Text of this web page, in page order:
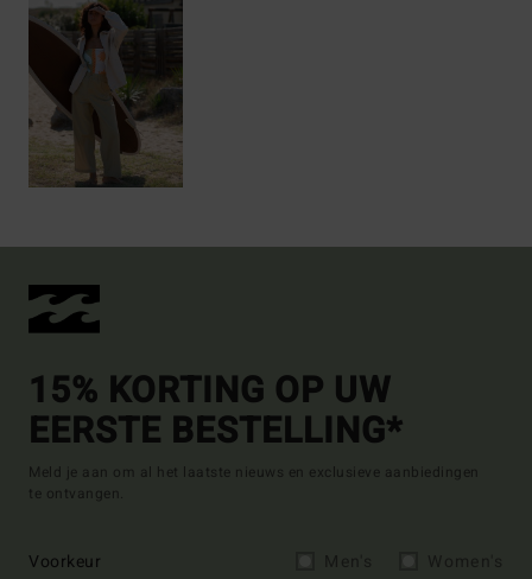
15% KORTING OP UW
EERSTE BESTELLING*
Meld je aan om al het laatste nieuws en exclusieve aanbiedingen
te ontvangen.
Voorkeur